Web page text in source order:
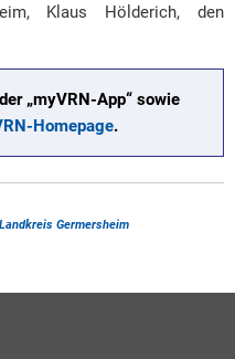
Klaus Hölderich, den
„myVRN-App“ sowie
Homepage.
Landkreis Germersheim